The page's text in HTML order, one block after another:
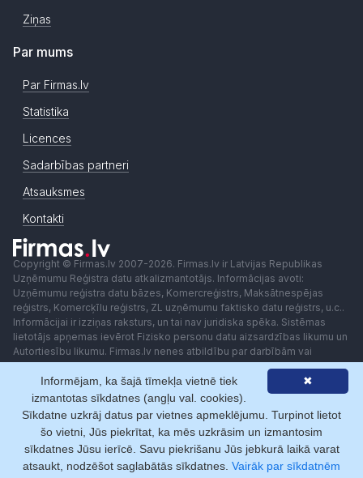
Ziņas
Par mums
Par Firmas.lv
Statistika
Licences
Sadarbības partneri
Atsauksmes
Kontakti
Copyright © Firmas.lv 2007-2026. Firmas.lv ir Latvijas Republikas
Uzņēmumu Reģistra datu atkalizmantotājs. Informācijas avoti:
Uzņēmumu reģistra datu bāzes, Komercreģistrs, Maksātnespējas
reģistrs, Komercķīlu reģistrs, ZL uzņēmumu faktisko datu reģistrs, u.c..
Informācijai ir izziņas raksturs, un tai nav juridiska spēka. Sistēmas
lietotājs apņemas ievērot Fizisko personu datu aizsardzības likumu un
Autortiesību likumu. Firmas.lv nenes atbildību par darbībām vai
lēmumiem, kas balstīti uz saņemto pakalpojumu. Lietotājam aizliegts
izmantot jebkādas automatizētas sistēmas vai iekārtas (robotus)
piekļuvei sistēmai bez rakstiskas saskaņošanas ar Firmas.lv. Galvenā
redaktore: Ingūna Pempere.
Lietošanas noteikumi
Privātuma politika Norēķini ar
✖
Informējam, ka šajā tīmekļa vietnē tiek
izmantotas sīkdatnes (angļu val. cookies).
Sīkdatne uzkrāj datus par vietnes apmeklējumu. Turpinot lietot
šo vietni, Jūs piekrītat, ka mēs uzkrāsim un izmantosim
sīkdatnes Jūsu ierīcē. Savu piekrišanu Jūs jebkurā laikā varat
atsaukt, nodzēšot saglabātās sīkdatnes. Vairāk par sīkdatnēm